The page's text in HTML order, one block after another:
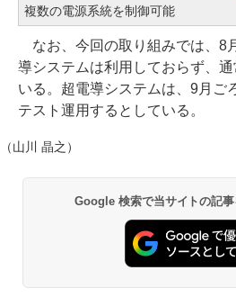
複数の電源系統を制御可能
なお、今回の取り組みでは、8
導システムは利用しておらず、
いる。超電導システムは、9月ご
テスト運用するとしている。
（山川 晶之）
Google 検索で当サイトの記